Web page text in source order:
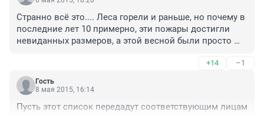
Странно всё это.... Леса горели и раньше, но почему в
последние лет 10 примерно, эти пожары достигли
невиданных размеров, а этой весной были просто
локализовывать. Может экономят деньги, либо иные
причины, но факт остается фактом.
+14 –1
Гость
8 мая 2015, 16:14
Пусть этот список передадут соответствующим лицам